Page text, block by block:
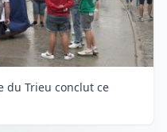
du Trieu conclut ce